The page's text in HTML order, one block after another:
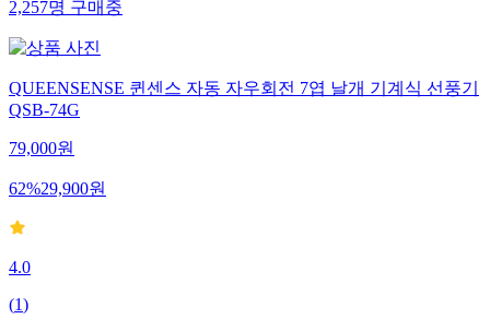
2,257명구매중
QUEENSENSE 퀸센스 자동 자우회전 7엽 날개 기계식 선풍기
QSB-74G
79,000원
62%29,900원
4.0
(1)